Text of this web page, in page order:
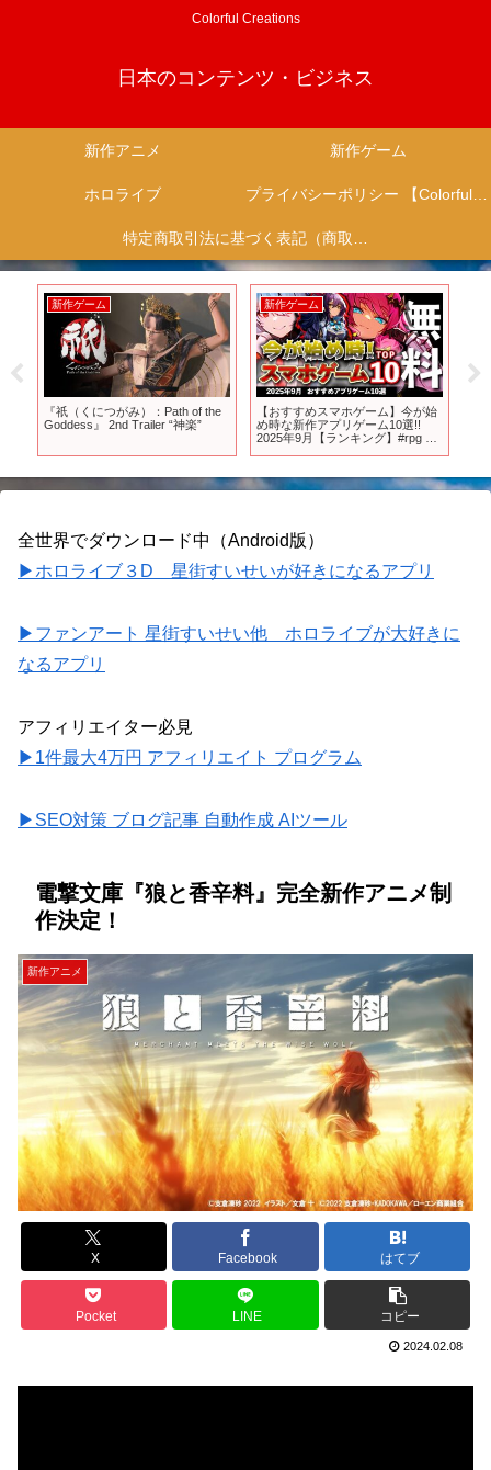
Colorful Creations
日本のコンテンツ・ビジネス
新作アニメ 新作ゲーム
ホロライブ プライバシーポリシー 【Colorful Creation】
特定商取引法に基づく表記（商取引に関する開示）
新作ゲーム
『祇（くにつがみ）：Path of the
Goddess』 2nd Trailer “神楽”
新作ゲーム
【おすすめスマホゲーム】今が始
め時な新作アプリゲーム10選!!
2025年9月【ランキング】#rpg #
い
ア
全世界でダウンロード中（Android版）
▶ホロライブ３D 星街すいせいが好きになるアプリ
▶ファンアート 星街すいせい他 ホロライブが大好きに
なるアプリ
アフィリエイター必見
▶1件最大4万円 アフィリエイト プログラム
▶SEO対策 ブログ記事 自動作成 AIツール
電撃文庫『狼と香辛料』完全新作アニメ制
作決定！
新作アニメ
X Facebook はてブ
Pocket LINE コピー
2024.02.08